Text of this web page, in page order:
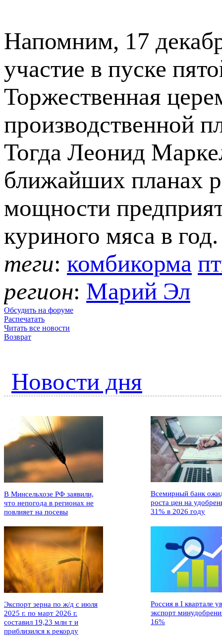
Напомним, 17
участие в пуске
Торжественная
производственной
Тогда Леонид
ближайших планах
мощности
куриного мяса в год.
теги: комбикорма
регион: Марий Эл
Обсудить на форуме
Распечатать
Читать все новости
Возврат
Новости дня
В Минсельхозе РФ заявили,
что непогода в регионах не
повлияет на посевы
Всемирный банк
роста цен на
31% в 2026 году
Экспорт зерна по ж/д с июля
2025 г. по март 2026 г.
составил 19,23 млн т и
приблизился к рекорду
Россия в I квартале
экспорт
16%